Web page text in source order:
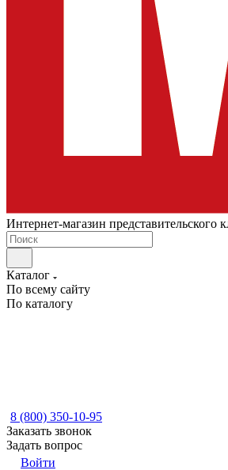
Интернет-магазин представительского
Каталог
По всему сайту
По каталогу
8 (800) 350-10-95
Заказать звонок
Задать вопрос
Войти